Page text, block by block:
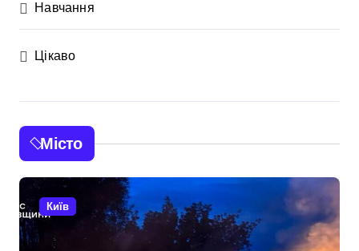
Навчання
Цікаво
Місто
Київ